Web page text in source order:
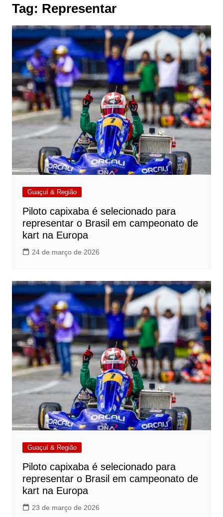
Tag: Representar
Guaçuí & Região
Piloto capixaba é selecionado para
representar o Brasil em campeonato de
kart na Europa
24 de março de 2026
Guaçuí & Região
Piloto capixaba é selecionado para
representar o Brasil em campeonato de
kart na Europa
23 de março de 2026